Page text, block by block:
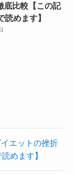
底比較【この記
読めます】
エットの挫折
めます】